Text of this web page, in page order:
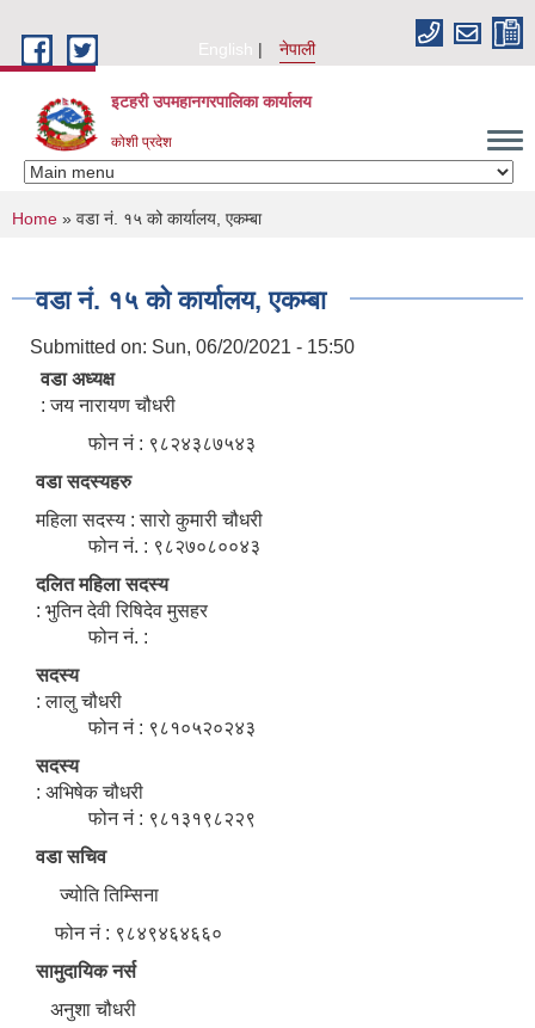
English
नेपाली
इटहरी उपमहानगरपालिका कार्यालय
कोशी प्रदेश
You are here
Home » वडा नं. १५ को कार्यालय, एकम्बा
वडा नं. १५ को कार्यालय, एकम्बा
Submitted on: Sun, 06/20/2021 - 15:50
वडा अध्यक्ष
: जय नारायण चौधरी
फोन नं : ९८२४३८७५४३
वडा सदस्यहरु
महिला सदस्य : सारो कुमारी चौधरी
फोन नं. : ९८२७०८००४३
दलित महिला सदस्य
: भुतिन देवी रिषिदेव मुसहर
फोन नं. :
सदस्य
: लालु चौधरी
फोन नं : ९८१०५२०२४३
सदस्य
: अभिषेक चौधरी
फोन नं : ९८१३१९८२२९
वडा सचिव
ज्योति तिम्सिना
फोन नं : ९८४९४६४६६०
सामुदायिक नर्स
अनुशा चौधरी